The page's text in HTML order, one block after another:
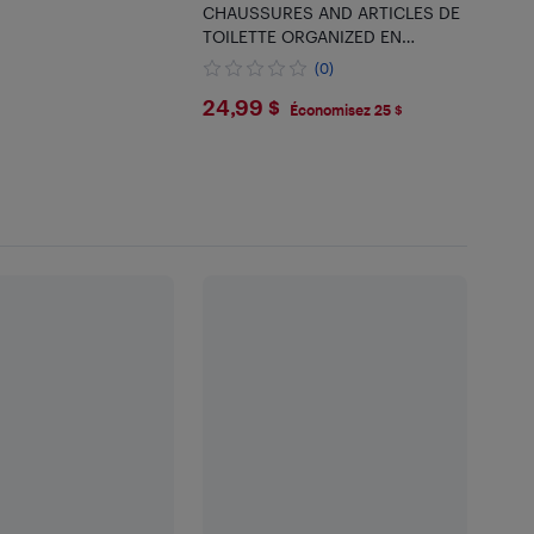
CHAUSSURES AND ARTICLES DE
TOILETTE ORGANIZED EN
VOYAGE - GRIS(0)
$24.99
24,99 $ Économisez 25 $